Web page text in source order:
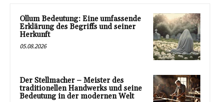
Ollum Bedeutung: Eine umfassende
Erklärung des Begriffs und seiner
Herkunft
05.08.2026
Der Stellmacher – Meister des
traditionellen Handwerks und seine
Bedeutung in der modernen Welt